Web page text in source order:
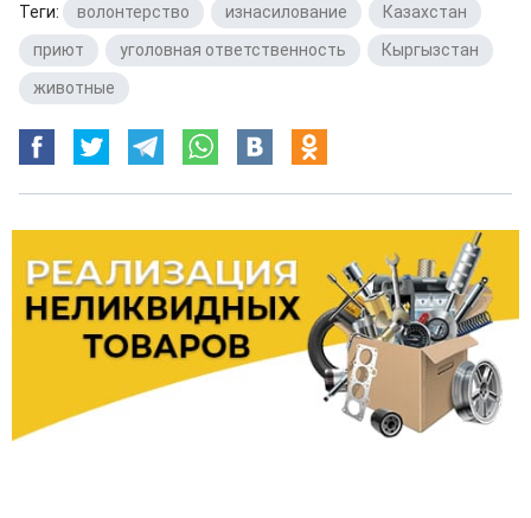
Теги: волонтерство изнасилование Казахстан
приют
уголовная ответственность Кыргызстан
животные